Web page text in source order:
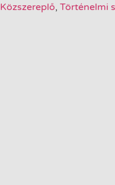
Közszereplő, Történelmi